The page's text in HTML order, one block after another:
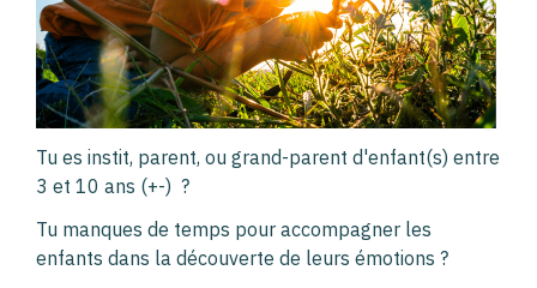
Tu es instit, parent, ou grand-parent d'enfant(s) entre
3 et 10 ans (+-) ?
Tu manques de temps pour accompagner les
enfants dans la découverte de leurs émotions ?